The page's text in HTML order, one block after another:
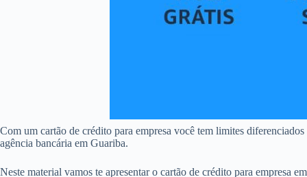
Com um cartão de crédito para empresa você tem limites
agência bancária em Guariba.
Neste material vamos te apresentar o cartão de crédito para empresa